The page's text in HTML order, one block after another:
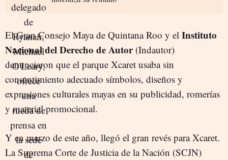
El Gran Consejo Maya de Quintana Roo y el Instituto
Nacional del Derecho de Autor (Indautor)
denunciaron que el parque Xcaret usaba sin
consentimiento adecuado símbolos, diseños y
expresiones culturales mayas en su publicidad, romerías
y material promocional.
Y en marzo de este año, llegó el gran revés para Xcaret.
La Suprema Corte de Justicia de la Nación (SCJN)